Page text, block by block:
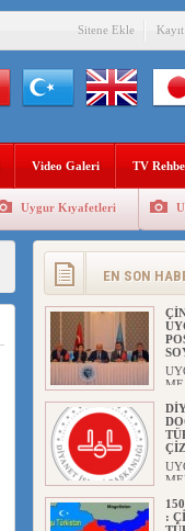
!
Sitene Ekle
Video Galeri TV
Uygur Kıyafetleri
EN SON
: